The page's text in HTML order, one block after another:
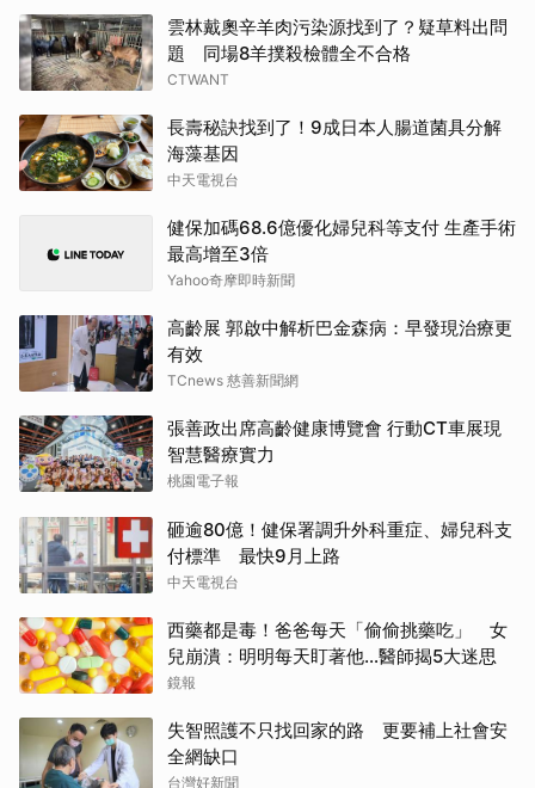
雲林戴奧辛羊肉污染源找到了？疑草料出問
題 同場8羊撲殺檢體全不合格
CTWANT
長壽秘訣找到了！9成日本人腸道菌具分解
海藻基因
中天電視台
健保加碼68.6億優化婦兒科等支付 生產手術
最高增至3倍
Yahoo奇摩即時新聞
高齡展 郭啟中解析巴金森病：早發現治療更
有效
TCnews 慈善新聞網
張善政出席高齡健康博覽會 行動CT車展現
智慧醫療實力
桃園電子報
砸逾80億！健保署調升外科重症、婦兒科支
付標準 最快9月上路
中天電視台
西藥都是毒！爸爸每天「偷偷挑藥吃」 女
兒崩潰：明明每天盯著他…醫師揭5大迷思
鏡報
失智照護不只找回家的路 更要補上社會安
全網缺口
台灣好新聞